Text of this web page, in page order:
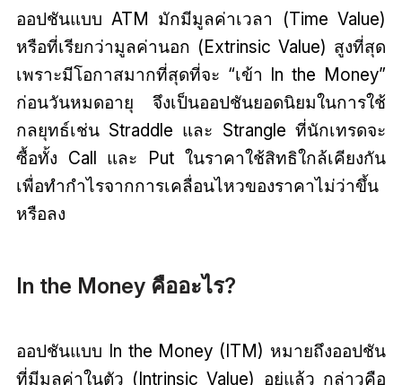
ออปชันแบบ ATM มักมีมูลค่าเวลา (Time Value)
หรือที่เรียกว่ามูลค่านอก (Extrinsic Value) สูงที่สุด
เพราะมีโอกาสมากที่สุดที่จะ “เข้า In the Money”
ก่อนวันหมดอายุ จึงเป็นออปชันยอดนิยมในการใช้
กลยุทธ์เช่น Straddle และ Strangle ที่นักเทรดจะ
ซื้อทั้ง Call และ Put ในราคาใช้สิทธิใกล้เคียงกัน
เพื่อทำกำไรจากการเคลื่อนไหวของราคาไม่ว่าขึ้น
หรือลง
In the Money คืออะไร?
ออปชันแบบ In the Money (ITM) หมายถึงออปชัน
ที่มีมูลค่าในตัว (Intrinsic Value) อยู่แล้ว กล่าวคือ